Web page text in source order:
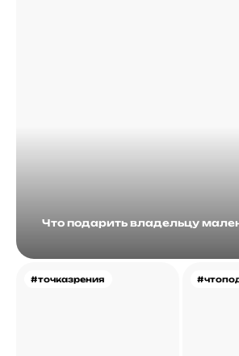
Что подарить владельцу
#точказрения